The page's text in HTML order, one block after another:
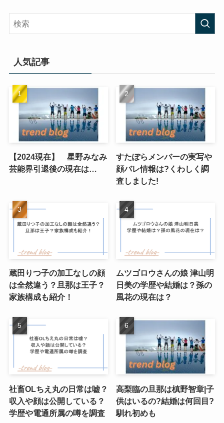
人気記事
【2024現在】 星野みなみ
芸能界引退後の現在は…
すたぽらメンバーの実写や
顔バレ情報は?くわしく調
査しました!
蔵田りつ子の加工なしの顔
は全然違う？旦那は王子？
家族構成も紹介！
ムツゴロウさんの娘 津山明
日美の学歴や結婚は？孫の
風花の現在は？
社畜OLちえ丸の日常は嘘？
収入や顔は公開している？
学歴や電通所属の噂を調査
高梨臨の旦那は槙野智章|子
供はいるの?結婚は何回目?
馴れ初めも